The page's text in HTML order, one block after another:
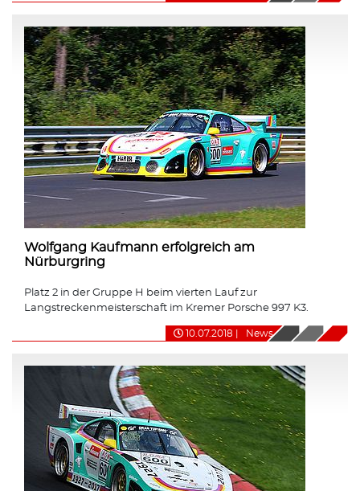
Wolfgang Kaufmann erfolgreich am
Nürburgring
Platz 2 in der Gruppe H beim vierten Lauf zur
Langstreckenmeisterschaft im Kremer Porsche 997 K3.
10.07.2018 News